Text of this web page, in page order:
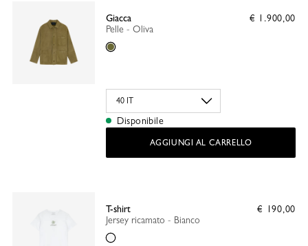
Giacca
Pelle - Oliva
Oliva
€ 1.900,00
Disponibile
AGGIUNGI AL CARRELLO
T-shirt
Jersey ricamato - Bianco
Bianco
€ 190,00